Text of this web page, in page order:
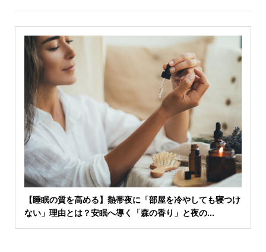
【睡眠の質を高める】熱帯夜に「部屋を冷やしても寝つけ
ない」理由とは？安眠へ導く「森の香り」と夜の...